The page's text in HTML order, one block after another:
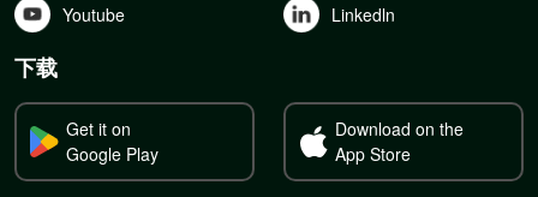
Youtube Linkedln
下载
Get it on
Google Play
Download on the
App Store